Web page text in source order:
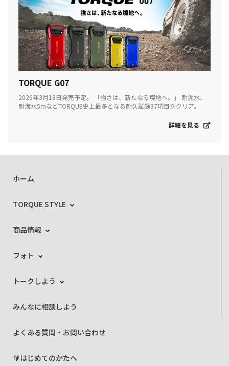
TORQUE G07
2026年3月18日発売予定。 「強さは、新たなる境地へ。」 耐泥水、
耐海水5mなどTORQUE史上最多となる耐久試験37項目をクリア。
詳細を見る
ホーム
TORQUE STYLE
商品情報
フォト
トークしよう
みんなに相談しよう
よくある質問・お問い合わせ
🔰はじめてのかたへ